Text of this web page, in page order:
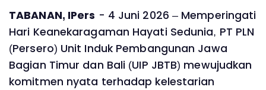
TABANAN, IPers - 4 Juni 2026 – Memperingati
Hari Keanekaragaman Hayati Sedunia, PT PLN
(Persero) Unit Induk Pembangunan Jawa
Bagian Timur dan Bali (UIP JBTB) mewujudkan
komitmen nyata terhadap kelestarian